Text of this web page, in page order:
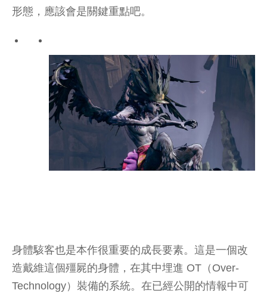
形態，應該會是關鍵重點吧。
身體駭客也是本作很重要的成長要素。這是一個改
造戴維這個殭屍的身體，在其中埋進 OT（Over-
Technology）裝備的系統。在已經公開的情報中可